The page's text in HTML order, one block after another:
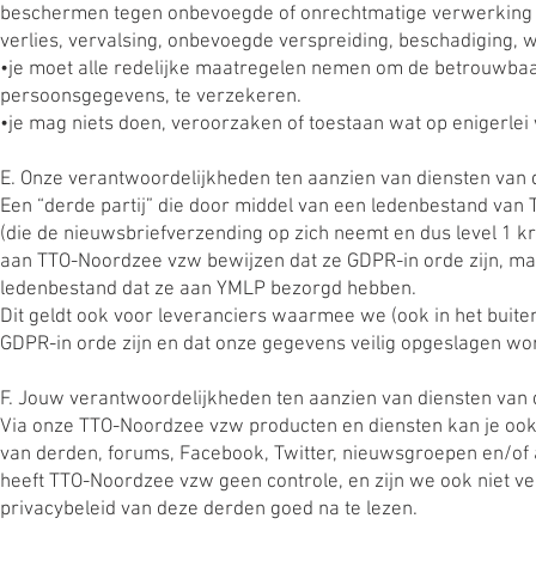
beschermen tegen onbevoegde of onrechtmatige
verlies, vervalsing, onbevoegde verspreiding, beschadiging,
•je moet alle redelijke maatregelen nemen om de
persoonsgegevens, te verzekeren.
•je mag niets doen, veroorzaken of toestaan wat op
E. Onze verantwoordelijkheden ten aanzien van diensten van
Een “derde partij” die door middel van een ledenbestand
(die de nieuwsbriefverzending op zich neemt en dus level 1
aan TTO-Noordzee vzw bewijzen dat ze GDPR-in orde zijn,
ledenbestand dat ze aan YMLP bezorgd hebben.
Dit geldt ook voor leveranciers waarmee we (ook in het
GDPR-in orde zijn en dat onze gegevens veilig opgeslagen
F. Jouw verantwoordelijkheden ten aanzien van diensten van
Via onze TTO-Noordzee vzw producten en diensten kan je
van derden, forums, Facebook, Twitter, nieuwsgroepen en/
heeft TTO-Noordzee vzw geen controle, en zijn we ook niet
privacybeleid van deze derden goed na te lezen.